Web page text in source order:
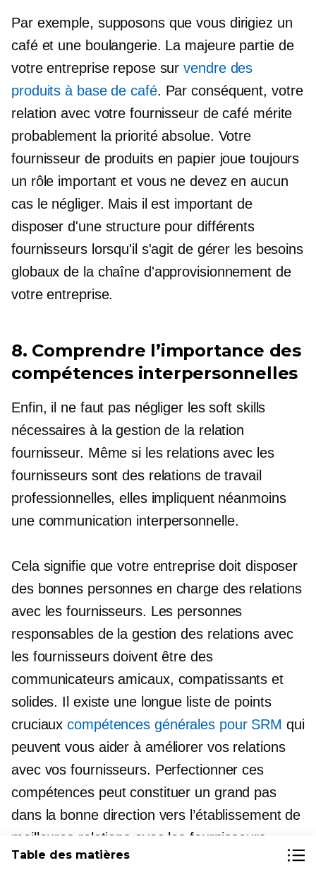
Par exemple, supposons que vous dirigiez un
café et une boulangerie. La majeure partie de
votre entreprise repose survendre des
produits à base de café. Par conséquent, votre
relation avec votre fournisseur de café mérite
probablement la priorité absolue. Votre
fournisseur de produits en papier joue toujours
un rôle important et vous ne devez en aucun
cas le négliger. Mais il est important de
disposer d'une structure pour différents
fournisseurs lorsqu'il s'agit de gérer les besoins
globaux de la chaîne d'approvisionnement de
votre entreprise.
8. Comprendre l’importance des
compétences interpersonnelles
Enfin, il ne faut pas négliger les soft skills
nécessaires à la gestion de la relation
fournisseur. Même si les relations avec les
fournisseurs sont des relations de travail
professionnelles, elles impliquent néanmoins
une communication interpersonnelle.
Cela signifie que votre entreprise doit disposer
des bonnes personnes en charge des relations
avec les fournisseurs. Les personnes
responsables de la gestion des relations avec
les fournisseurs doivent être des
communicateurs amicaux, compatissants et
solides. Il existe une longue liste de points
cruciauxcompétences générales pour SRM qui
peuvent vous aider à améliorer vos relations
avec vos fournisseurs. Perfectionner ces
compétences peut constituer un grand pas
dans la bonne direction vers l’établissement de
meilleures relations avec les fournisseurs.
Table des matières